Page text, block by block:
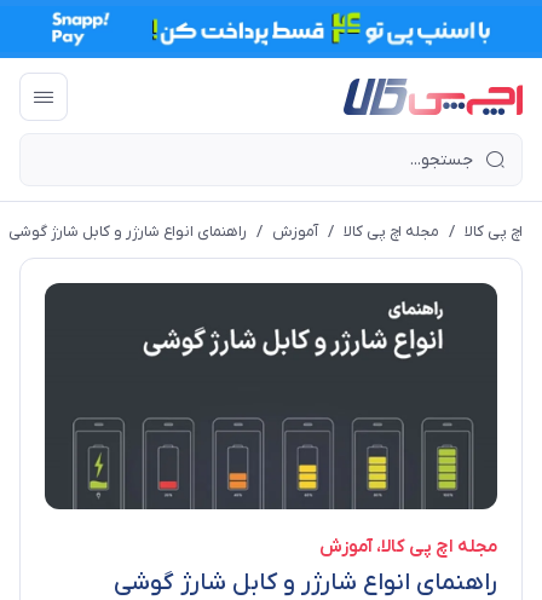
اچ پی کالا / مجله اچ پی کالا / آموزش / راهنمای انواع شارژر و کابل شارژ گوشی
مجله اچ پی کالا آموزش
راهنمای انواع شارژر و کابل شارژ گوشی